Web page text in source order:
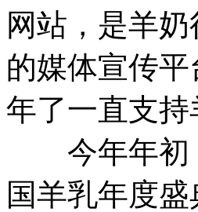
网站，是羊
的媒体宣传
年了一直支
今年年初，
国羊乳年度